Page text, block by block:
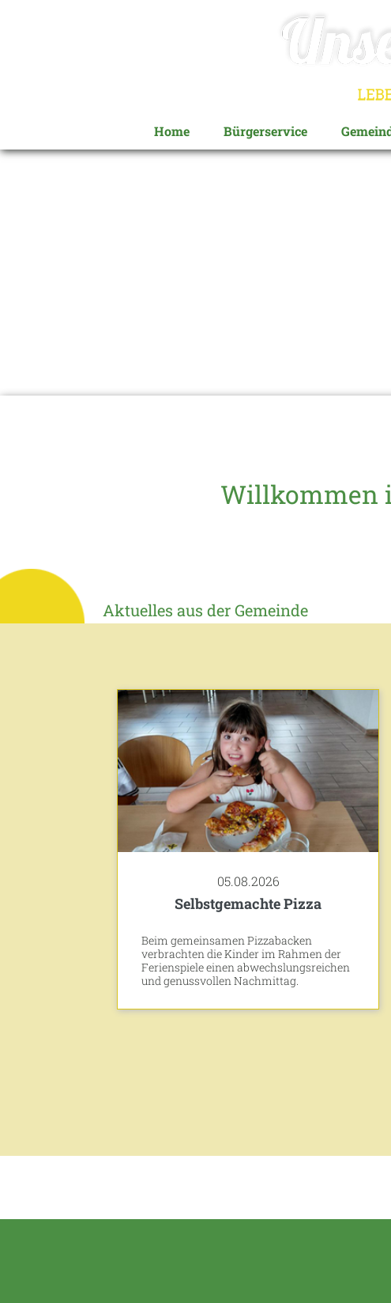
Home Bürgerservice
Willkommen
Aktuelles aus der Gemeinde
05.08.2026
Selbstgemachte Pizza
Beim gemeinsamen Pizzabacken
verbrachten die Kinder im Rahmen der
Ferienspiele einen abwechslungsreichen
und genussvollen Nachmittag.